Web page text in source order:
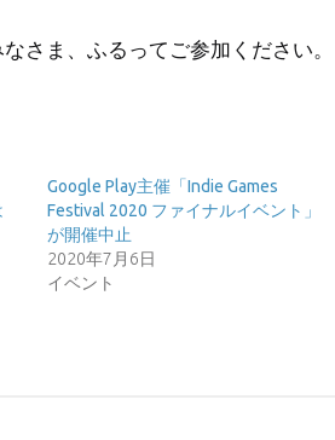
さま、ふるってご参加ください。
Google Play主催「Indie Games
Festival 2020 ファイナルイベント」
が開催中止
2020年7月6日
イベント